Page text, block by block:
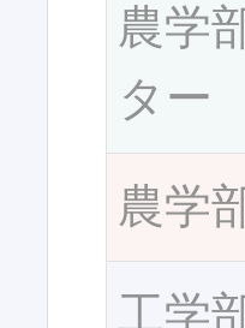
農学
ター
農学
工学